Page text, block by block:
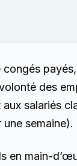
congés
des
salariés
semaine).
en main-